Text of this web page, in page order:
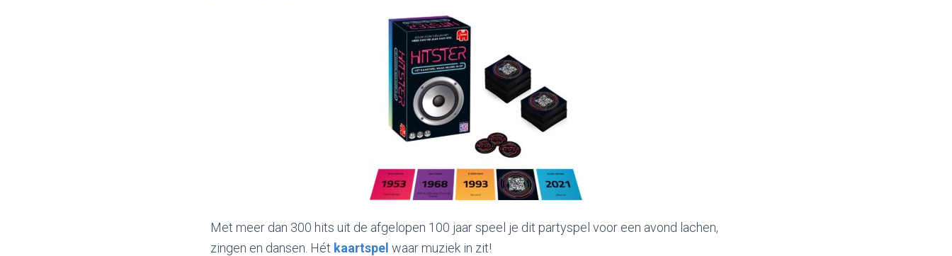
Met meer dan 300 hits uit de afgelopen 100 jaar speel je dit partyspel voor een avond lachen,
zingen en dansen. Hét kaartspel waar muziek in zit!